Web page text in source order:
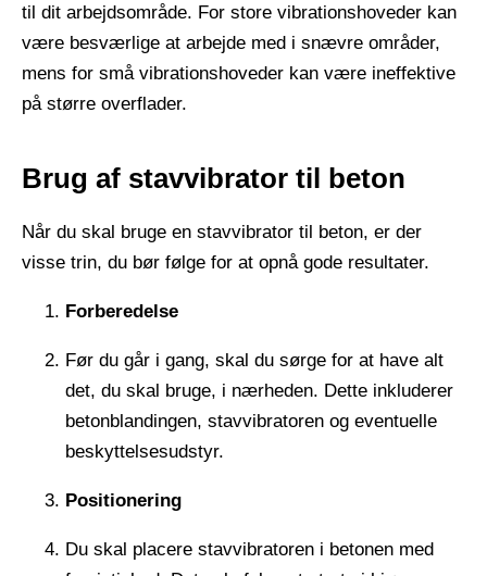
til dit arbejdsområde. For store vibrationshoveder kan
være besværlige at arbejde med i snævre områder,
mens for små vibrationshoveder kan være ineffektive
på større overflader.
Brug af stavvibrator til beton
Når du skal bruge en stavvibrator til beton, er der
visse trin, du bør følge for at opnå gode resultater.
Forberedelse
Før du går i gang, skal du sørge for at have alt
det, du skal bruge, i nærheden. Dette inkluderer
betonblandingen, stavvibratoren og eventuelle
beskyttelsesudstyr.
Positionering
Du skal placere stavvibratoren i betonen med